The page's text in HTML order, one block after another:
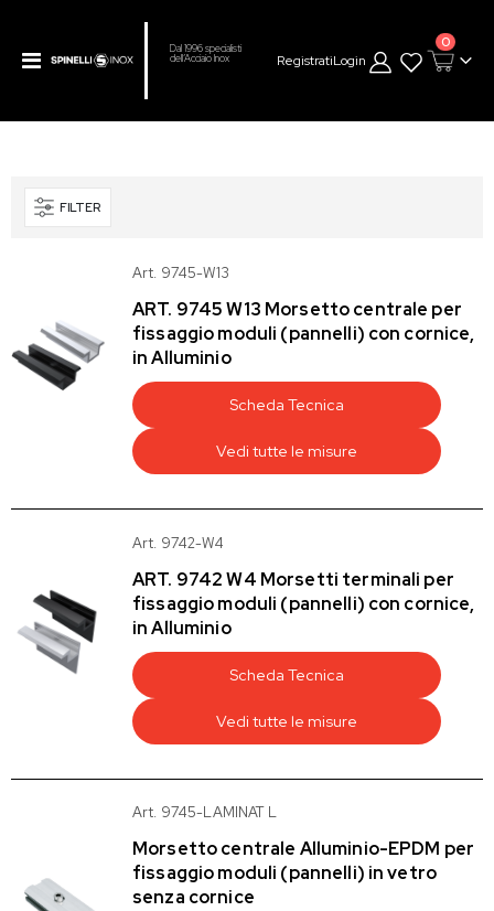
Toggle
Dal 1996 specialisti
dell’Acciaio Inox RegistratiLogin
Cart
0
FILTER
Art. 9745-W13
ART. 9745 W13 Morsetto centrale per
fissaggio moduli (pannelli) con cornice,
in Alluminio
Scheda Tecnica
Vedi tutte le misure
Art. 9742-W4
ART. 9742 W4 Morsetti terminali per
fissaggio moduli (pannelli) con cornice,
in Alluminio
Scheda Tecnica
Vedi tutte le misure
Art. 9745-LAMINAT L
Morsetto centrale Alluminio-EPDM per
fissaggio moduli (pannelli) in vetro
senza cornice